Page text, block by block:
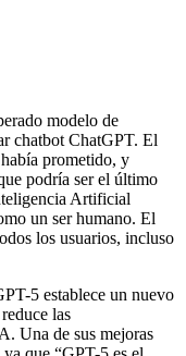
modelo de
chatbot ChatGPT. El
prometido, y
podría ser el último
Artificial
un ser humano. El
los usuarios, incluso
5 establece un nuevo
las
Una de sus mejoras